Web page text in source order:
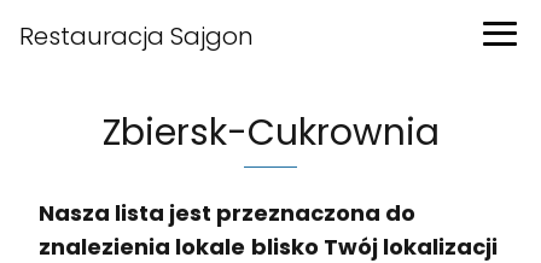
Restauracja Sajgon
Zbiersk-Cukrownia
Nasza lista jest przeznaczona do
znalezienia lokale blisko Twój lokalizacji